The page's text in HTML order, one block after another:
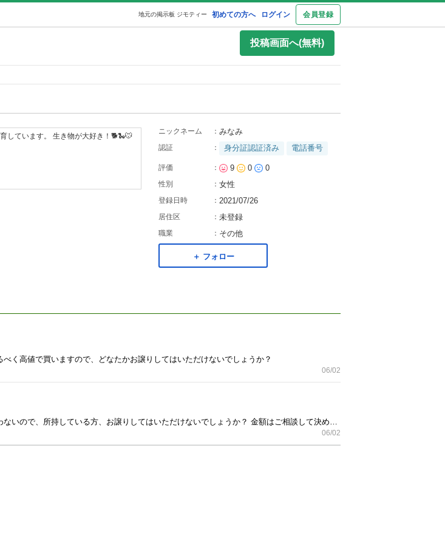
初めての方へ ログイン 会員登録
地元の掲示板 ジモティー
投稿画面へ(無料)
しています。 生き物が大好き！🐕️🐍🐭
ニックネーム ： みなみ
認証 ： 身分証認証済み 電話番号
評価 ： 9 0 0
性別 ： 女性
登録日時 ： 2021/07/26
居住区 ： 未登録
職業 ： その他
＋ フォロー
く高値で買いますので、どなたかお譲りしてはいただけないでしょうか？
06/02
06/02